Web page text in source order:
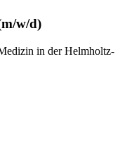
w/d)
in der Helmholtz-